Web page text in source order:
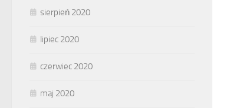
sierpień 2020
lipiec 2020
czerwiec 2020
maj 2020